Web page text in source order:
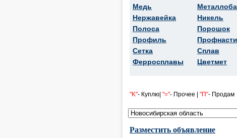
Медь
Нержавейка
Полоса
Профиль
Сетка
Ферросплавы
Никель
Порошок
Сплав
Цветмет
"K"- Куплю| "="- Прочее | "П"- Продам
Разместить объявление